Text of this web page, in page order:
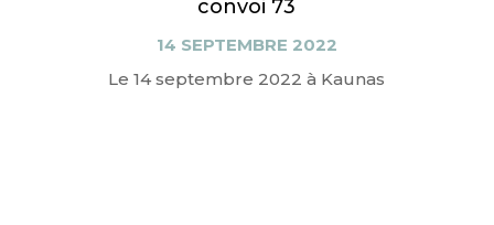
convoi 73
14 SEPTEMBRE 2022
Le 14 septembre 2022 à Kaunas